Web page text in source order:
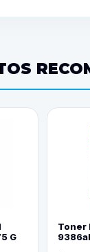
G
Toner